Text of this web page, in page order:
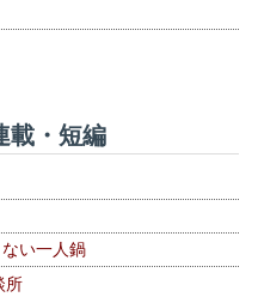
載・短編
ない一人鍋
所